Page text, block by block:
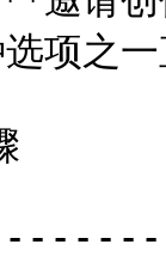
项之一